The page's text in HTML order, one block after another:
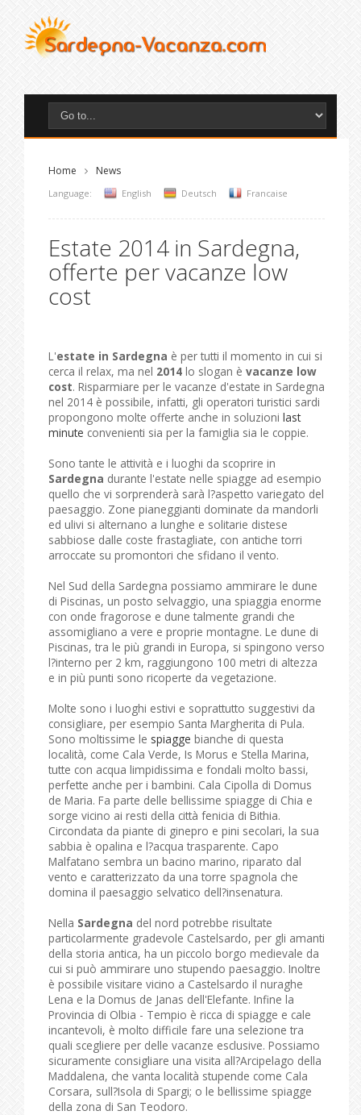
Home News
Language: English Deutsch Francaise
Estate 2014 in Sardegna,
offerte per vacanze low
cost
L'estate in Sardegna è per tutti il momento in cui si
cerca il relax, ma nel 2014 lo slogan è vacanze low
cost. Risparmiare per le vacanze d'estate in Sardegna
nel 2014 è possibile, infatti, gli operatori turistici sardi
propongono molte offerte anche in soluzioni last
minute convenienti sia per la famiglia sia le coppie.
Sono tante le attività e i luoghi da scoprire in
Sardegna durante l'estate nelle spiagge ad esempio
quello che vi sorprenderà sarà l?aspetto variegato del
paesaggio. Zone pianeggianti dominate da mandorli
ed ulivi si alternano a lunghe e solitarie distese
sabbiose dalle coste frastagliate, con antiche torri
arroccate su promontori che sfidano il vento.
Nel Sud della Sardegna possiamo ammirare le dune
di Piscinas, un posto selvaggio, una spiaggia enorme
con onde fragorose e dune talmente grandi che
assomigliano a vere e proprie montagne. Le dune di
Piscinas, tra le più grandi in Europa, si spingono verso
l?interno per 2 km, raggiungono 100 metri di altezza
e in più punti sono ricoperte da vegetazione.
Molte sono i luoghi estivi e soprattutto suggestivi da
consigliare, per esempio Santa Margherita di Pula.
Sono moltissime le spiagge bianche di questa
località, come Cala Verde, Is Morus e Stella Marina,
tutte con acqua limpidissima e fondali molto bassi,
perfette anche per i bambini. Cala Cipolla di Domus
de Maria. Fa parte delle bellissime spiagge di Chia e
sorge vicino ai resti della città fenicia di Bithia.
Circondata da piante di ginepro e pini secolari, la sua
sabbia è opalina e l?acqua trasparente. Capo
Malfatano sembra un bacino marino, riparato dal
vento e caratterizzato da una torre spagnola che
domina il paesaggio selvatico dell?insenatura.
Nella Sardegna del nord potrebbe risultate
particolarmente gradevole Castelsardo, per gli amanti
della storia antica, ha un piccolo borgo medievale da
cui si può ammirare uno stupendo paesaggio. Inoltre
è possibile visitare vicino a Castelsardo il nuraghe
Lena e la Domus de Janas dell'Elefante. Infine la
Provincia di Olbia - Tempio è ricca di spiagge e cale
incantevoli, è molto difficile fare una selezione tra
quali scegliere per delle vacanze esclusive. Possiamo
sicuramente consigliare una visita all?Arcipelago della
Maddalena, che vanta località stupende come Cala
Corsara, sull?Isola di Spargi; o le bellissime spiagge
della zona di San Teodoro.